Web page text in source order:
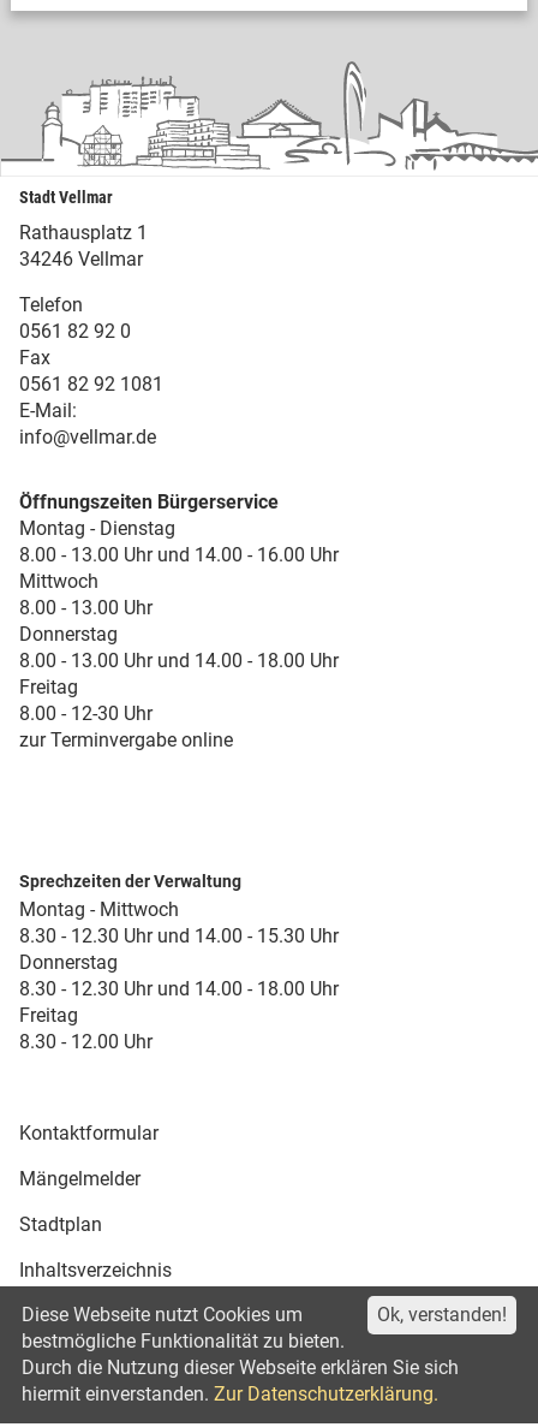
Stadt Vellmar
Rathausplatz 1
34246 Vellmar
Telefon
0561 82 92 0
Fax
0561 82 92 1081
E-Mail:
info@vellmar.de
Öffnungszeiten Bürgerservice
Montag - Dienstag
8.00 - 13.00 Uhr und 14.00 - 16.00 Uhr
Mittwoch
8.00 - 13.00 Uhr
Donnerstag
8.00 - 13.00 Uhr und 14.00 - 18.00 Uhr
Freitag
8.00 - 12-30 Uhr
zur Terminvergabe online
Sprechzeiten der Verwaltung
Montag - Mittwoch
8.30 - 12.30 Uhr und 14.00 - 15.30 Uhr
Donnerstag
8.30 - 12.30 Uhr und 14.00 - 18.00 Uhr
Freitag
8.30 - 12.00 Uhr
Kontaktformular
Mängelmelder
Stadtplan
Inhaltsverzeichnis
Druckansicht
©2021
Impressum
Datenschutz
Erklärung zur Barrierefreiheit
Ok, verstanden!
Diese Webseite nutzt Cookies um
bestmögliche Funktionalität zu bieten.
Durch die Nutzung dieser Webseite erklären Sie sich
hiermit einverstanden. Zur Datenschutzerklärung.